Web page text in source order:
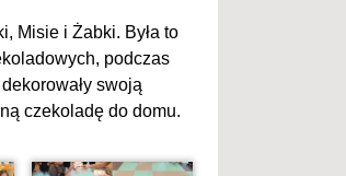
Misie i Żabki. Była to
podczas
swoją
czekoladę do domu.